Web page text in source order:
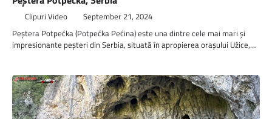
Clipuri Video September 21, 2024
Peștera Potpećka (Potpećka Pećina) este una dintre cele mai mari și
impresionante peșteri din Serbia, situată în apropierea orașului Užice,…